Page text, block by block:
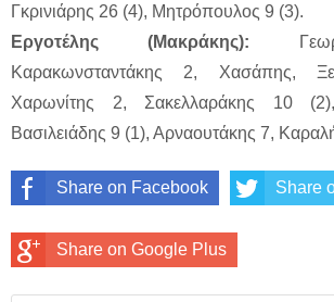
Γκρινιάρης 26 (4), Μητρόπουλος 9 (3).
Eργοτέλης (Μακράκης):
Καρακωνσταντάκης 2, Χασάπης,
Χαρωνίτης 2, Σακελλαράκης 10
Βασιλειάδης 9 (1), Αρναουτάκης 7,
Share on Facebook Share
Share on Google Plus